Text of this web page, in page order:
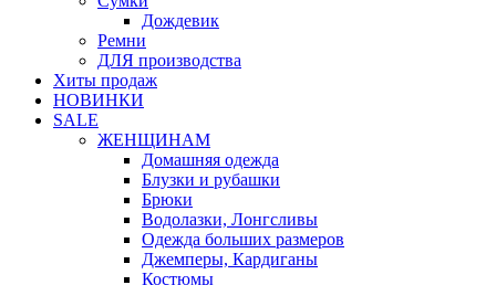
Дождевик
Ремни
ДЛЯ производства
Хиты продаж
НОВИНКИ
SALE
ЖЕНЩИНАМ
Домашняя одежда
Блузки и рубашки
Брюки
Водолазки, Лонгсливы
Одежда больших размеров
Джемперы, Кардиганы
Костюмы